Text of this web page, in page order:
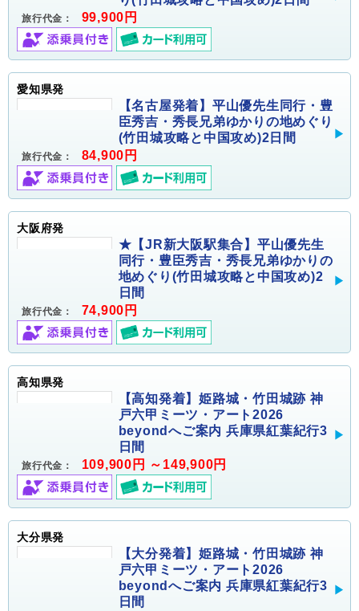
旅行代金： 99,900円
愛知県発
【名古屋発着】平山優先生同行・豊
臣秀吉・秀長兄弟ゆかりの地めぐり
(竹田城攻略と中国攻め)2日間
旅行代金： 84,900円
大阪府発
★【JR新大阪駅集合】平山優先生
同行・豊臣秀吉・秀長兄弟ゆかりの
地めぐり(竹田城攻略と中国攻め)2
日間
旅行代金： 74,900円
高知県発
【高知発着】姫路城・竹田城跡 神
戸六甲ミーツ・アート2026
beyondへご案内 兵庫県紅葉紀行3
日間
旅行代金： 109,900円 ～149,900円
大分県発
【大分発着】姫路城・竹田城跡 神
戸六甲ミーツ・アート2026
beyondへご案内 兵庫県紅葉紀行3
日間